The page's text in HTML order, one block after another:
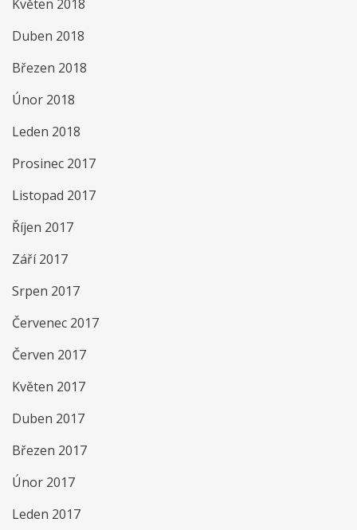
Květen 2018
Duben 2018
Březen 2018
Únor 2018
Leden 2018
Prosinec 2017
Listopad 2017
Říjen 2017
Září 2017
Srpen 2017
Červenec 2017
Červen 2017
Květen 2017
Duben 2017
Březen 2017
Únor 2017
Leden 2017